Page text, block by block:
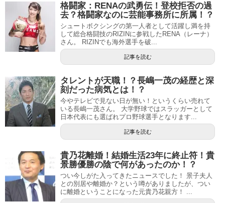
格闘家：RENAの武勇伝！登校拒否の過
去？格闘家なのに芸能事務所に所属！？
シュートボクシングの第一人者として活躍し満を持
して総合格闘技のRIZINに参戦したRENA（レーナ）
さん。 RIZINでも海外選手を破...
記事を読む
タレントが天職！？長嶋一茂の経歴と深
刻だった病気とは！？
今やテレビで見ない日が無い！というくらい売れて
いる長嶋一茂さん。 大学野球ではスラッガーとして
日本代表にも選ばれプロ野球選手となります...
記事を読む
貴乃花離婚！結婚生活23年に終止符！貴
景勝優勝の陰で何があったのか！？
つい今しがた入ってきたニュースでした！ 景子夫人
との別居や離婚か？という噂がありましたが、つい
に離婚ということになった元貴乃花親方！ ...